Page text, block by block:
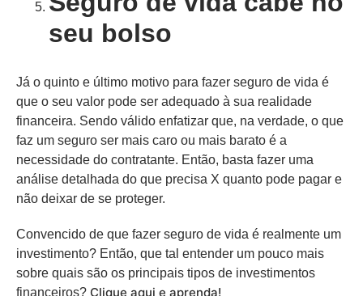
seu bolso
Já o quinto e último motivo para fazer seguro de vida é
que o seu valor pode ser adequado à sua realidade
financeira. Sendo válido enfatizar que, na verdade, o que
faz um seguro ser mais caro ou mais barato é a
necessidade do contratante. Então, basta fazer uma
análise detalhada do que precisa X quanto pode pagar e
não deixar de se proteger.
Convencido de que fazer seguro de vida é realmente um
investimento? Então, que tal entender um pouco mais
sobre quais são os principais tipos de investimentos
financeiros? Clique aqui e aprenda!